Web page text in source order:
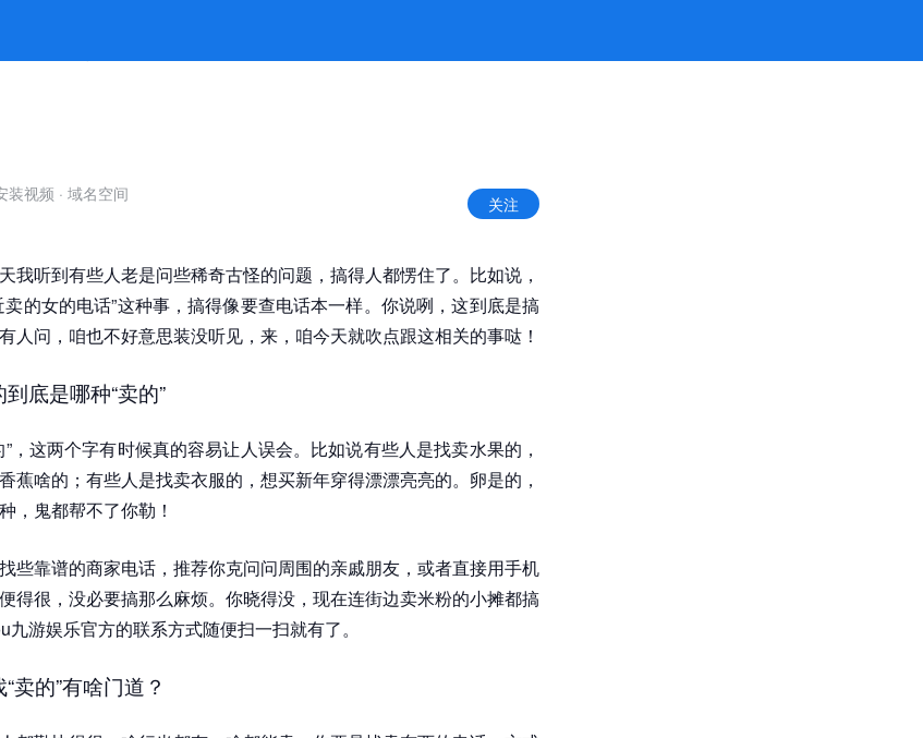
？ -jiuyou九游娱乐官方
装视频 · 域名空间 关注
我听到有些人老是问些稀奇古怪的问题，搞得人都愣住了。比如说，
卖的女的电话”这种事，搞得像要查电话本一样。你说咧，这到底是搞
人问，咱也不好意思装没听见，来，咱今天就吹点跟这相关的事哒！
底是哪种“卖的”
，这两个字有时候真的容易让人误会。比如说有些人是找卖水果的，
蕉啥的；有些人是找卖衣服的，想买新年穿得漂漂亮亮的。卵是的，
，鬼都帮不了你勒！
些靠谱的商家电话，推荐你克问问周围的亲戚朋友，或者直接用手机
得很，没必要搞那么麻烦。你晓得没，现在连街边卖米粉的小摊都搞
游娱乐官方的联系方式随便扫一扫就有了。
卖的”有啥门道？